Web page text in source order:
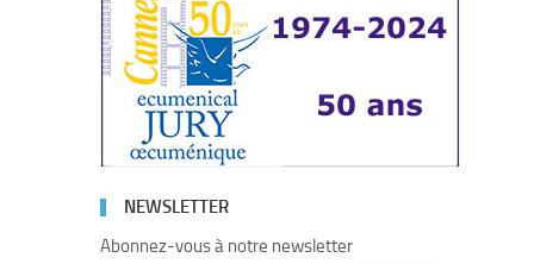
NEWSLETTER
Abonnez-vous à notre newsletter